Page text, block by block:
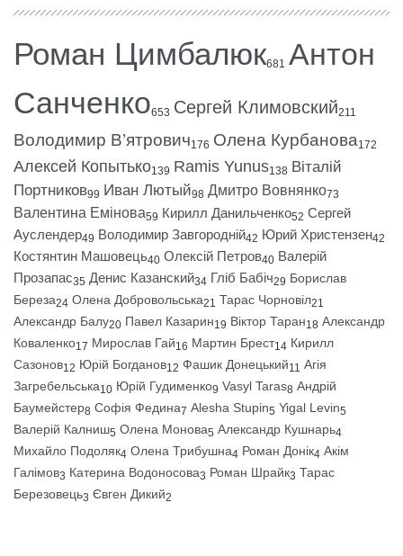
Роман Цимбалюк681 Антон
Санченко653 Сергей Климовский211
Володимир В’ятрович176 Олена Курбанова172
Алексей Копытько139 Ramis Yunus138 Віталій
Портников99 Иван Лютый98 Дмитро Вовнянко73
Валентина Емінова59 Кирилл Данильченко52 Сергей
Ауслендер49 Володимир Завгородній42 Юрий Христензен42
Костянтин Машовець40 Олексій Петров40 Валерій
Прозапас35 Денис Казанский34 Гліб Бабіч29 Борислав
Береза24 Олена Добровольська21 Тарас Чорновіл21
Александр Балу20 Павел Казарин19 Віктор Таран18 Александр
Коваленко17 Мирослав Гай16 Мартин Брест14 Кирилл
Сазонов12 Юрій Богданов12 Фашик Донецький11 Агія
Загребельська10 Юрій Гудименко9 Vasyl Taras8 Андрій
Баумейстер8 Софія Федина7 Alesha Stupin5 Yigal Levin5
Валерій Калниш5 Олена Монова5 Александр Кушнарь4
Михайло Подоляк4 Олена Трибушна4 Роман Донік4 Акім
Галімов3 Катерина Водоносова3 Роман Шрайк3 Тарас
Березовець3 Євген Дикий2